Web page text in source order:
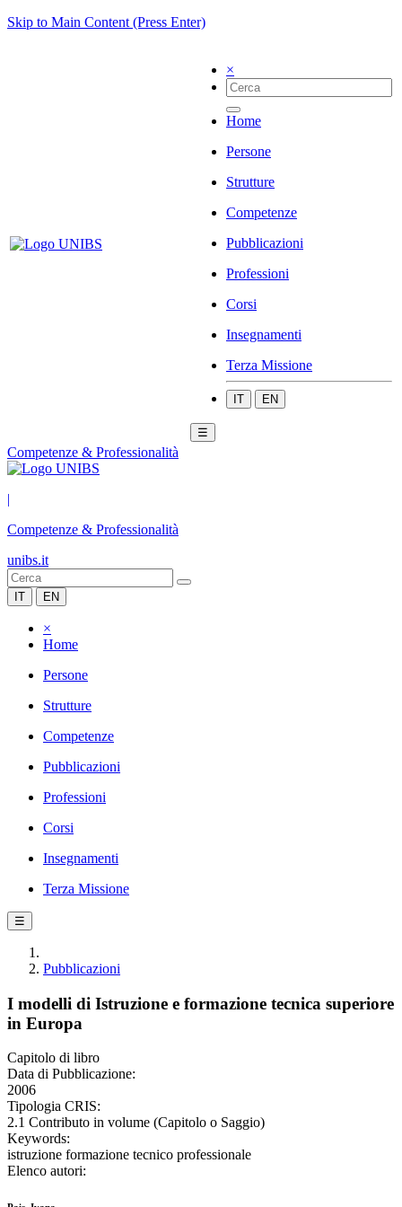
Skip to Main Content (Press Enter)
×
Home
Persone
Strutture
Competenze
Pubblicazioni
Professioni
Corsi
Insegnamenti
Terza Missione
IT EN
☰
Competenze & Professionalità
|
Competenze & Professionalità
unibs.it
IT EN
×
Home
Persone
Strutture
Competenze
Pubblicazioni
Professioni
Corsi
Insegnamenti
Terza Missione
☰
Pubblicazioni
I modelli di Istruzione e formazione tecnica superiore
in Europa
Capitolo di libro
Data di Pubblicazione:
2006
Tipologia CRIS:
2.1 Contributo in volume (Capitolo o Saggio)
Keywords:
istruzione formazione tecnico professionale
Elenco autori: